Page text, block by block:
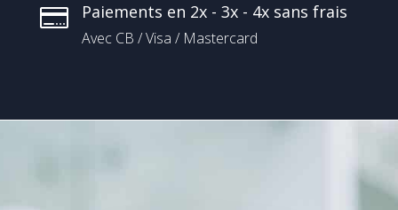
 Paiements en 2x - 3x - 4x sans frais
Avec CB / Visa / Mastercard